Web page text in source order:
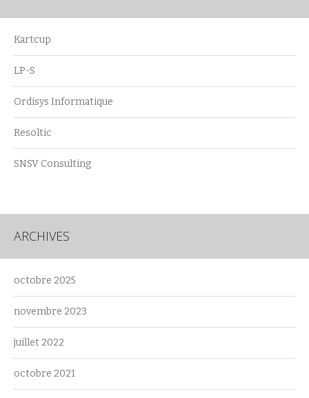
Kartcup
LP-S
Ordisys Informatique
Resoltic
SNSV Consulting
ARCHIVES
octobre 2025
novembre 2023
juillet 2022
octobre 2021